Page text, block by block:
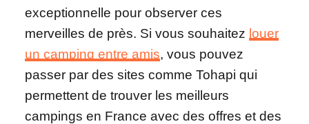
exceptionnelle pour observer ces
merveilles de près. Si vous souhaitez louer
un camping entre amis, vous pouvez
passer par des sites comme Tohapi qui
permettent de trouver les meilleurs
campings en France avec des offres et des